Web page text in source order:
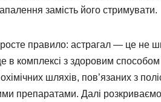
замість його стримувати.
правило: астрагал — це не
в комплексі з здоровим способом
шляхів, пов’язаних з
препаратами. Далі